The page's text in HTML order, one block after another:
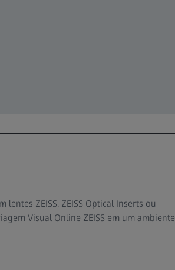
ZEISS, ZEISS Optical Inserts ou
Visual Online ZEISS em um ambiente